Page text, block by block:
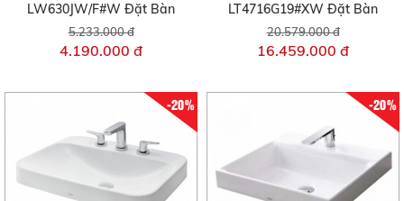
LW630JW/F#W Đặt Bàn
5.233.000 đ
4.190.000 đ
LT4716G19#XW Đặt Bàn
20.579.000 đ
16.459.000 đ
-20% -20%